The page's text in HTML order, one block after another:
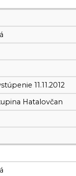
11.11.2012
Hatalovčan